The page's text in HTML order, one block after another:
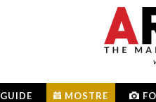
GUIDE MOSTRE